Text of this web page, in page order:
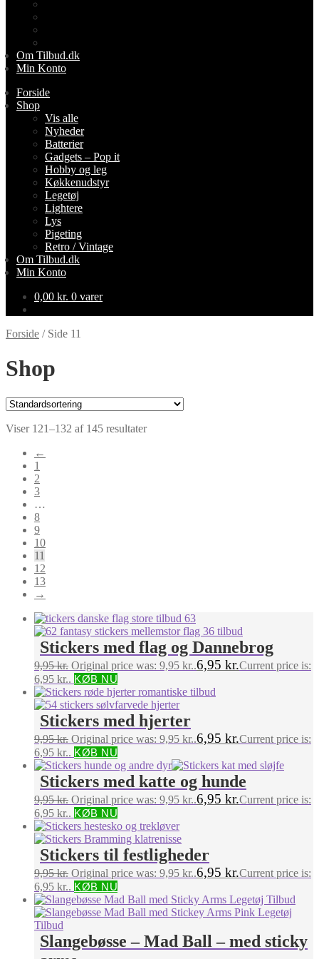
Om Tilbud.dk
Min Konto
Forside
Shop
Vis alle
Nyheder
Batterier
Gadgets – Pop it
Hobby og leg
Køkkenudstyr
Legetøj
Lightere
Lys
Pigeting
Retro / Vintage
Om Tilbud.dk
Min Konto
0,00 kr. 0 varer
Forside / Side 11
Shop
Viser 121–132 af 145 resultater
←
1
2
3
…
8
9
10
11
12
13
→
Stickers med flag og Dannebrog
9,95kr. Original price was: 9,95 kr..6,95 kr.Current price is:
6,95 kr.. KØB NU
Stickers med hjerter
9,95kr. Original price was: 9,95 kr..6,95 kr.Current price is:
6,95 kr.. KØB NU
Stickers med katte og hunde
9,95kr. Original price was: 9,95 kr..6,95 kr.Current price is:
6,95 kr.. KØB NU
Stickers til festligheder
9,95kr. Original price was: 9,95 kr..6,95 kr.Current price is:
6,95 kr.. KØB NU
Slangebøsse – Mad Ball – med sticky